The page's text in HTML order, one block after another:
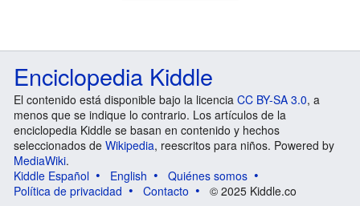
Enciclopedia Kiddle
El contenido está disponible bajo la licencia CC BY-SA 3.0, a
menos que se indique lo contrario. Los artículos de la
enciclopedia Kiddle se basan en contenido y hechos
seleccionados de Wikipedia, reescritos para niños. Powered by
MediaWiki.
Kiddle Español
English
Quiénes somos
Política de privacidad
Contacto © 2025 Kiddle.co